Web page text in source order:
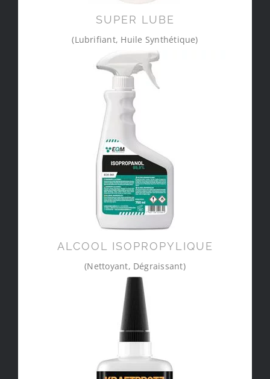
SUPER LUBE
(Lubrifiant, Huile Synthétique)
ALCOOL ISOPROPYLIQUE
(Nettoyant, Dégraissant)